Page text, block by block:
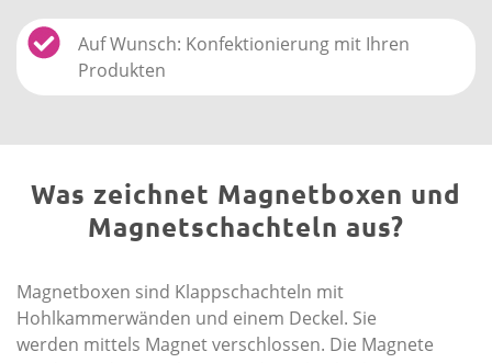
Auf Wunsch: Konfektionierung mit Ihren
Produkten
Was zeichnet Magnetboxen und
Magnetschachteln aus?
Magnetboxen sind Klappschachteln mit
Hohlkammerwänden und einem Deckel. Sie
werden mittels Magnet verschlossen. Die Magnete